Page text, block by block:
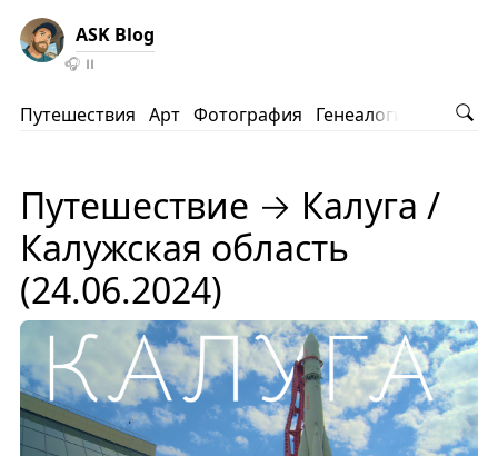
ASK Blog
🎧 ⏸️
Путешествия Арт Фотография Генеалогия АНВ
Путешествие → Калуга /
Калужская область
(24.06.2024)